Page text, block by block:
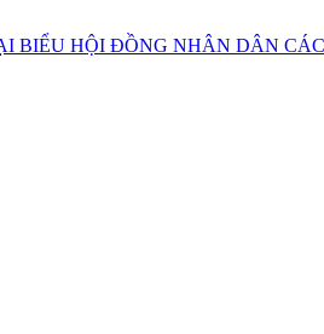
HỘI ĐỒNG NHÂN DÂN CÁC